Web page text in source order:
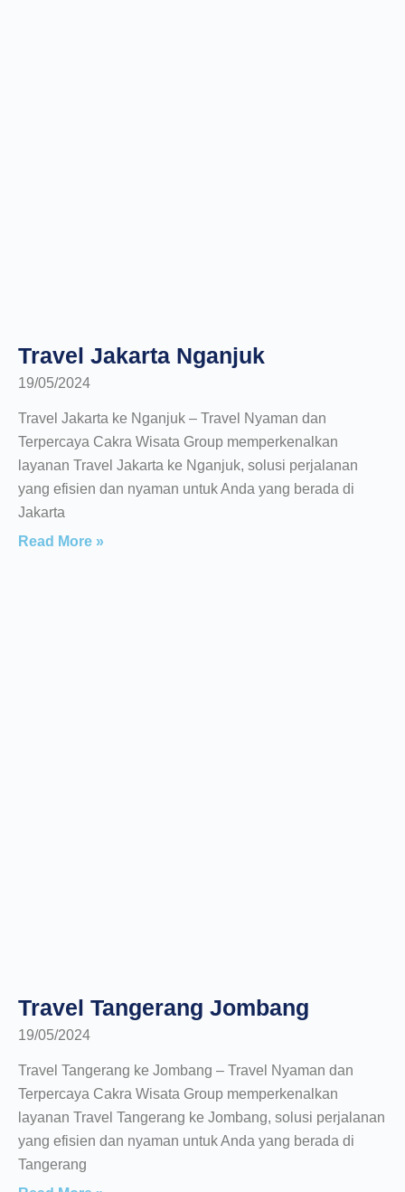
Travel Jakarta Nganjuk
19/05/2024
Travel Jakarta ke Nganjuk – Travel Nyaman dan
Terpercaya Cakra Wisata Group memperkenalkan
layanan Travel Jakarta ke Nganjuk, solusi perjalanan
yang efisien dan nyaman untuk Anda yang berada di
Jakarta
Read More »
Travel Tangerang Jombang
19/05/2024
Travel Tangerang ke Jombang – Travel Nyaman dan
Terpercaya Cakra Wisata Group memperkenalkan
layanan Travel Tangerang ke Jombang, solusi perjalanan
yang efisien dan nyaman untuk Anda yang berada di
Tangerang